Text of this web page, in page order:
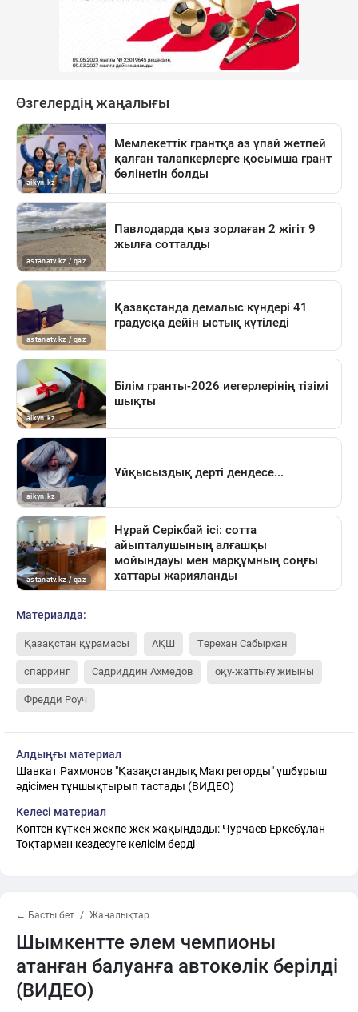
Материалда:
Қазақстан құрамасы АҚШ Төрехан Сабырхан
спарринг Садриддин Ахмедов оқу-жаттығу жиыны
Фредди Роуч
Алдыңғы материал
Шавкат Рахмонов "Қазақстандық Макгрегорды" үшбұрыш
әдісімен тұншықтырып тастады (ВИДЕО)
Келесі материал
Көптен күткен жекпе-жек жақындады: Чурчаев Еркебұлан
Тоқтармен кездесуге келісім берді
← Басты бет Жаңалықтар
Шымкентте әлем чемпионы
атанған балуанға автокөлік берілді
(ВИДЕО)